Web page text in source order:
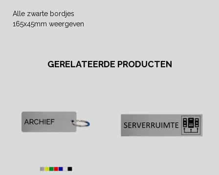
Alle zwarte bordjes
165x45mm weergeven
GERELATEERDE PRODUCTEN